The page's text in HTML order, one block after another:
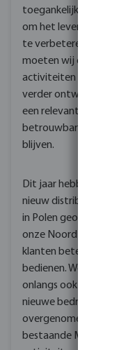
toegankelijk te maken
om het leven van
te verbeteren. Daartoe
moeten wij onze
activiteiten steeds
verder ontwikkelen om
een relevante en
betrouwbare partner
blijven.
Dit jaar hebben we een
nieuw
in Polen geopend om
onze Noord-Europese
klanten beter te kunnen
bedienen. We hebben
onlangs ook een aantal
nieuwe bedrijven
overgenomen die onze
bestaande